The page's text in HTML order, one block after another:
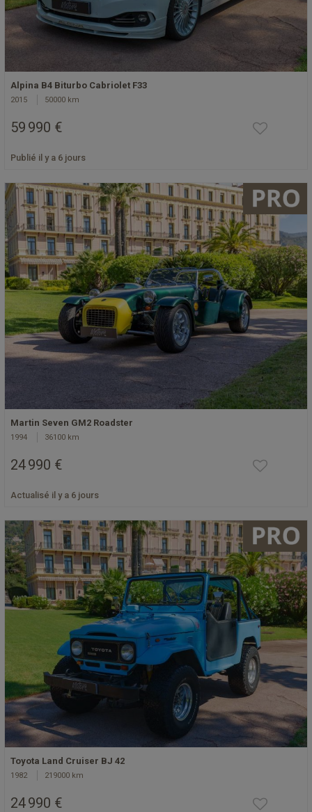
Alpina B4 Biturbo Cabriolet F33
2015 50000 km
59 990 €
Publié il y a 6 jours
Martin Seven GM2 Roadster
1994 36100 km
24 990 €
Actualisé il y a 6 jours
Toyota Land Cruiser BJ 42
1982 219000 km
24 990 €